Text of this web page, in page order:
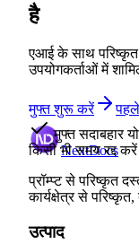
है
एआई के साथ परिष्कृत
उपयोगकर्ताओं में
मुफ्त शुरू करें
मुफ्त सदाबहार
किसी भी समय रद्द करें
NextDocs
प्रॉम्प्ट से परिष्कृत
कार्यक्षेत्र से
उत्पाद